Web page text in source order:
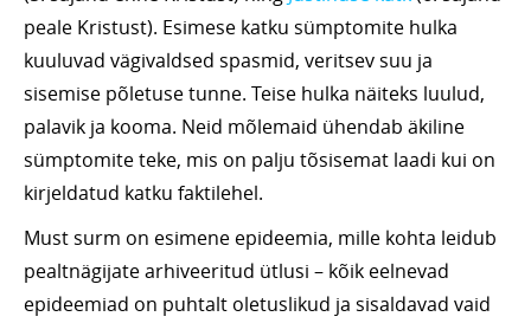
peale Kristust). Esimese katku sümptomite hulka
kuuluvad vägivaldsed spasmid, veritsev suu ja
sisemise põletuse tunne. Teise hulka näiteks luulud,
palavik ja kooma. Neid mõlemaid ühendab äkiline
sümptomite teke, mis on palju tõsisemat laadi kui on
kirjeldatud katku faktilehel.
Must surm on esimene epideemia, mille kohta leidub
pealtnägijate arhiveeritud ütlusi – kõik eelnevad
epideemiad on puhtalt oletuslikud ja sisaldavad vaid